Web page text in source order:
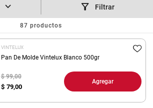
Filtrar
87 productos
VINTELUX
Pan De Molde Vintelux Blanco 500gr
$ 79,00
$ 99,00
Agregar
leche
4. queso
5. pollo
. bondiola
. fideos